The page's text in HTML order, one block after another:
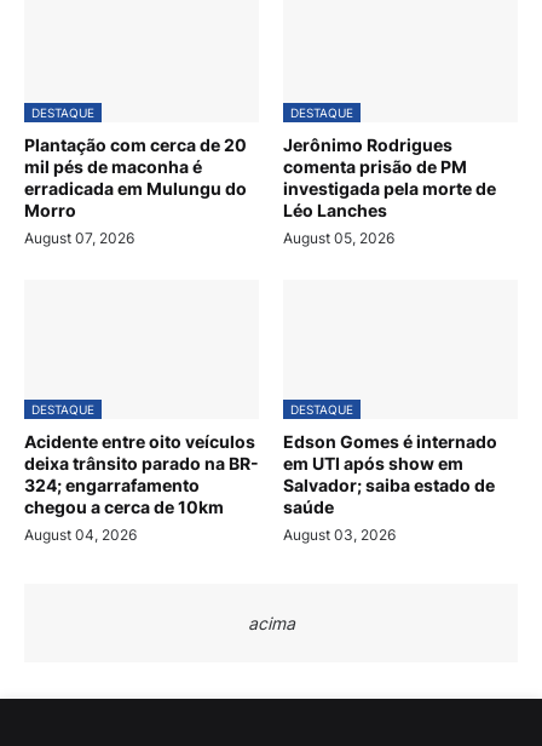
DESTAQUE
Plantação com cerca de 20
mil pés de maconha é
erradicada em Mulungu do
Morro
August 07, 2026
DESTAQUE
Jerônimo Rodrigues
comenta prisão de PM
investigada pela morte de
Léo Lanches
August 05, 2026
DESTAQUE
Acidente entre oito veículos
deixa trânsito parado na BR-
324; engarrafamento
chegou a cerca de 10km
August 04, 2026
DESTAQUE
Edson Gomes é internado
em UTI após show em
Salvador; saiba estado de
saúde
August 03, 2026
acima